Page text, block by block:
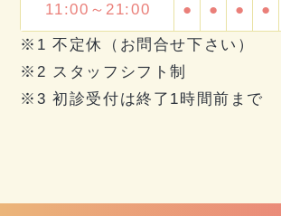
11:00～21:00 ● ● ● ●
※1 不定休（お問合せ下さい）
※2 スタッフシフト制
※3 初診受付は終了1時間前まで